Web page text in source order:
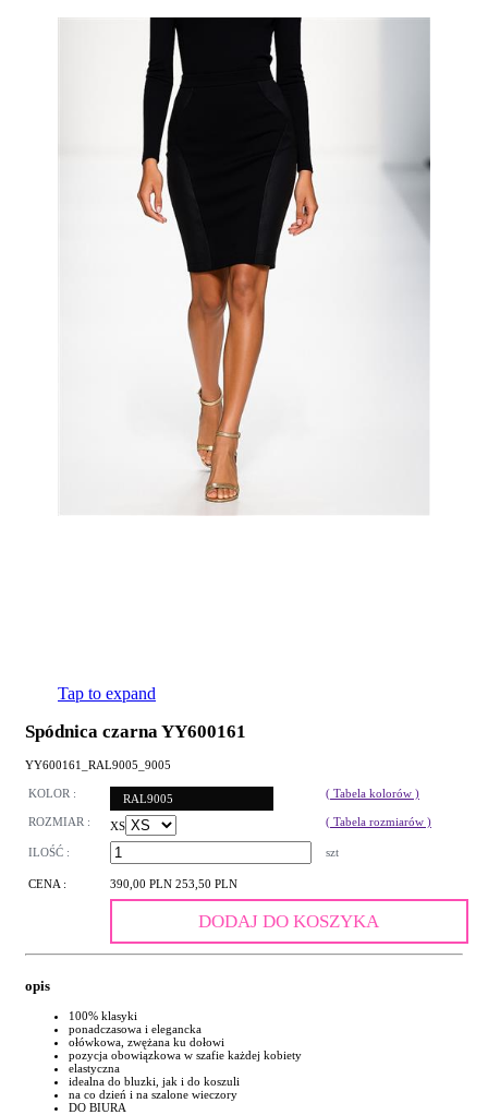
Tap to expand
Spódnica czarna YY600161
YY600161_RAL9005_9005
KOLOR : RAL9005 ( Tabela kolorów )
ROZMIAR : XS ( Tabela rozmiarów )
ILOŚĆ : szt
CENA : 390,00 PLN 253,50 PLN
DODAJ DO KOSZYKA
opis
100% klasyki
ponadczasowa i elegancka
ołówkowa, zwężana ku dołowi
pozycja obowiązkowa w szafie każdej kobiety
elastyczna
idealna do bluzki, jak i do koszuli
na co dzień i na szalone wieczory
DO BIURA